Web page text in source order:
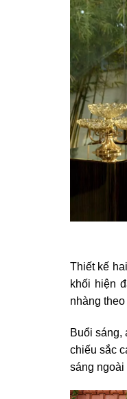
Thiết kế
khối hiện
nhàng
Buổi sáng,
chiếu sắc
sáng ngoài